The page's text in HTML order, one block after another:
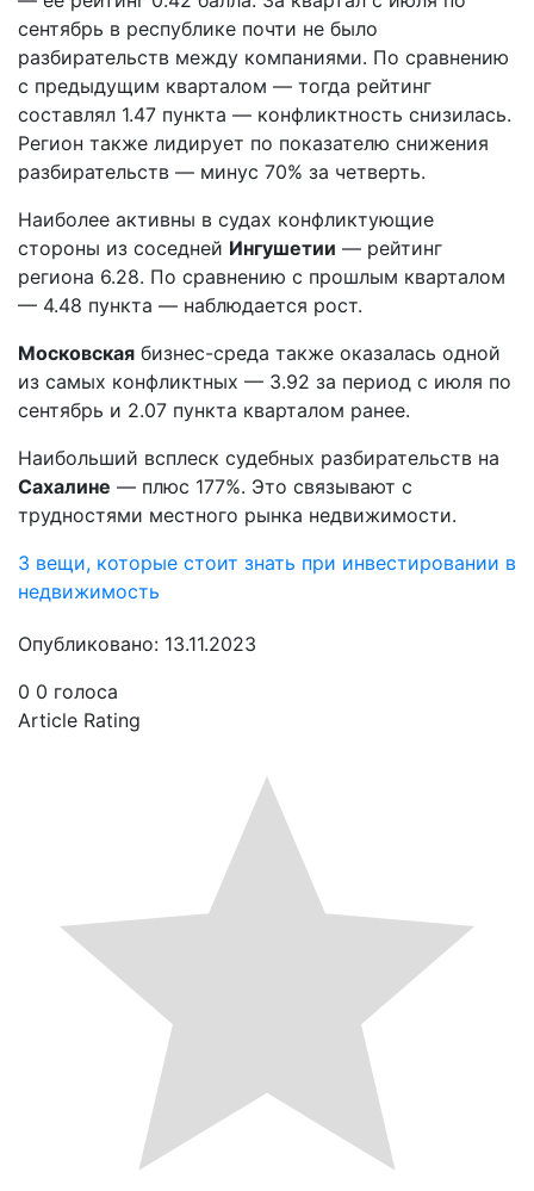
сентябрь в республике почти не было
разбирательств между компаниями. По сравнению
с предыдущим кварталом — тогда рейтинг
составлял 1.47 пункта — конфликтность снизилась.
Регион также лидирует по показателю снижения
разбирательств — минус 70% за четверть.
Наиболее активны в судах конфликтующие
стороны из соседней Ингушетии — рейтинг
региона 6.28. По сравнению с прошлым кварталом
— 4.48 пункта — наблюдается рост.
Московская бизнес-среда также оказалась одной
из самых конфликтных — 3.92 за период с июля по
сентябрь и 2.07 пункта кварталом ранее.
Наибольший всплеск судебных разбирательств на
Сахалине — плюс 177%. Это связывают с
трудностями местного рынка недвижимости.
3 вещи, которые стоит знать при инвестировании в
недвижимость
Опубликовано: 13.11.2023
0 0 голоса
Article Rating